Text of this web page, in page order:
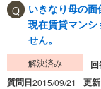
いきなり母の面
現在賃貸マンシ
せん。
解決済み
質問日2015/09/21 更